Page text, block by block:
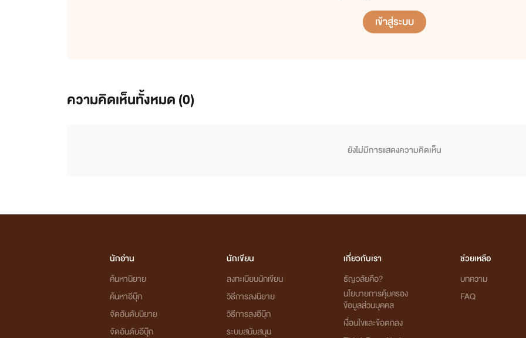
เข้าสู่ระบบ
ความคิดเห็นทั้งหมด (0)
ยังไม่มีการแสดงความคิดเห็น
นักอ่าน
ค้นหานิยาย
ค้นหาอีบุ๊ก
จัดอันดับนิยาย
จัดอันดับอีบุ๊ก
นักเขียน
ลงทะเบียนนักเขียน
วิธีการลงนิยาย
วิธีการลงอีบุ๊ก
ระบบสนับสนุน
เกี่ยวกับเรา
ธัญวลัยคือ?
นโยบายการคุ้มครอง
ข้อมูลส่วนบุคคล
เงื่อนไขและข้อตกลง
ช่วยเหลือ
บทความ
FAQ